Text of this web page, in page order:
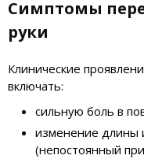
Симптомы
руки
Клинические
включать:
сильную боль в
изменение длины
(непостоянный